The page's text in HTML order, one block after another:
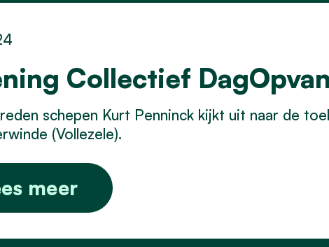
Collectief
schepen Kurt Penninck kijkt uit naar de
(Vollezele).
meer